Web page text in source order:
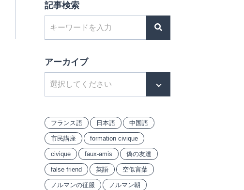
記事検索
アーカイブ
フランス語 日本語 中国語
市民講座 formation civique
civique faux-amis 偽の友達
false friend 英語 空似言葉
ノルマンの征服 ノルマン朝